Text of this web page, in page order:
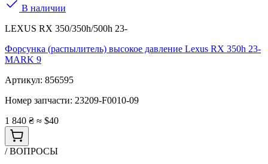
В наличии
LEXUS RX 350/350h/500h 23-
Форсунка (распылитель) высокое давление Lexus RX 350h 23-
MARK 9
Артикул: 856595
Номер запчасти: 23209-F0010-09
1 840 ₴ ≈ $40
/ ВОПРОСЫ